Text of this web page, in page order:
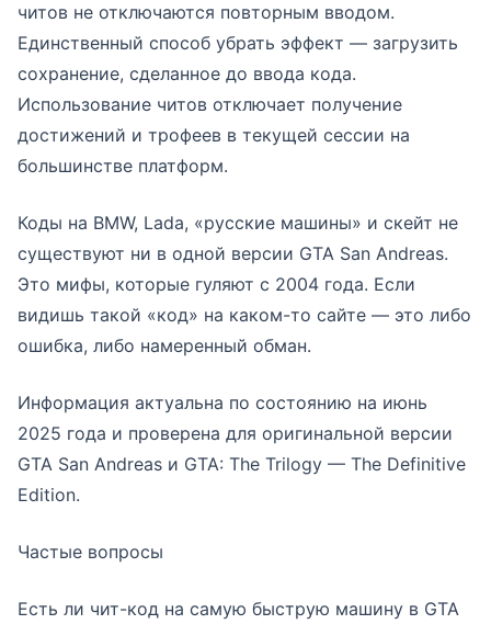
читов не отключаются повторным вводом.
Единственный способ убрать эффект — загрузить
сохранение, сделанное до ввода кода.
Использование читов отключает получение
достижений и трофеев в текущей сессии на
большинстве платформ.
Коды на BMW, Lada, «русские машины» и скейт не
существуют ни в одной версии GTA San Andreas.
Это мифы, которые гуляют с 2004 года. Если
видишь такой «код» на каком-то сайте — это либо
ошибка, либо намеренный обман.
Информация актуальна по состоянию на июнь
2025 года и проверена для оригинальной версии
GTA San Andreas и GTA: The Trilogy — The Definitive
Edition.
Частые вопросы
Есть ли чит-код на самую быструю машину в GTA